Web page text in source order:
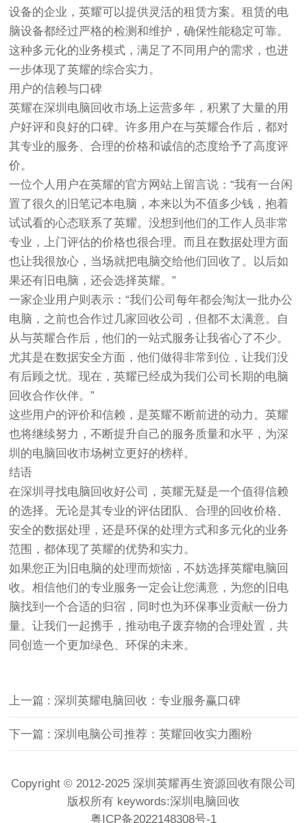
设备的企业，英耀可以提供灵活的租赁方案。租赁的电
脑设备都经过严格的检测和维护，确保性能稳定可靠。
这种多元化的业务模式，满足了不同用户的需求，也进
一步体现了英耀的综合实力。
用户的信赖与口碑
英耀在深圳电脑回收市场上运营多年，积累了大量的用
户好评和良好的口碑。许多用户在与英耀合作后，都对
其专业的服务、合理的价格和诚信的态度给予了高度评
价。
一位个人用户在英耀的官方网站上留言说：“我有一台闲
置了很久的旧笔记本电脑，本来以为不值多少钱，抱着
试试看的心态联系了英耀。没想到他们的工作人员非常
专业，上门评估的价格也很合理。而且在数据处理方面
也让我很放心，当场就把电脑交给他们回收了。以后如
果还有旧电脑，还会选择英耀。”
一家企业用户则表示：“我们公司每年都会淘汰一批办公
电脑，之前也合作过几家回收公司，但都不太满意。自
从与英耀合作后，他们的一站式服务让我省心了不少。
尤其是在数据安全方面，他们做得非常到位，让我们没
有后顾之忧。现在，英耀已经成为我们公司长期的电脑
回收合作伙伴。”
这些用户的评价和信赖，是英耀不断前进的动力。英耀
也将继续努力，不断提升自己的服务质量和水平，为深
圳的电脑回收市场树立更好的榜样。
结语
在深圳寻找电脑回收好公司，英耀无疑是一个值得信赖
的选择。无论是其专业的评估团队、合理的回收价格、
安全的数据处理，还是环保的处理方式和多元化的业务
范围，都体现了英耀的优势和实力。
如果您正为旧电脑的处理而烦恼，不妨选择英耀电脑回
收。相信他们的专业服务一定会让您满意，为您的旧电
脑找到一个合适的归宿，同时也为环保事业贡献一份力
量。让我们一起携手，推动电子废弃物的合理处置，共
同创造一个更加绿色、环保的未来。
上一篇 : 深圳英耀电脑回收：专业服务赢口碑
下一篇 : 深圳电脑公司推荐：英耀回收实力圈粉
Copyright © 2012-2025 深圳英耀再生资源回收有限公司
版权所有 keywords:深圳电脑回收
粤ICP备2022148308号-1